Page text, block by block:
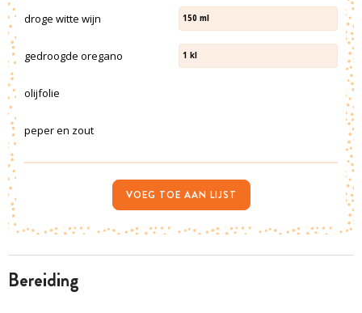
bereiding
droge witte wijn 150 ml
gedroogde oregano 1 kl
olijfolie
peper en zout
VOEG TOE AAN LIJST